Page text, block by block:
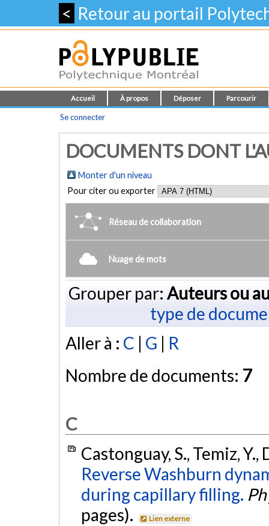
< Retour au portail
Accueil À propos Déposer Parcourir
Se connecter
DOCUMENTS DONT
Monter d'un niveau
Pour citer ou exporter
Réseau de collaboration
Nuage de mots
Grouper par: Auteurs ou
type de
Aller à : C | G | R
Nombre de documents: 7
C
Castonguay, S., Temiz,
Reverse Washburn
during capillary filling.
pages).
Lien externe